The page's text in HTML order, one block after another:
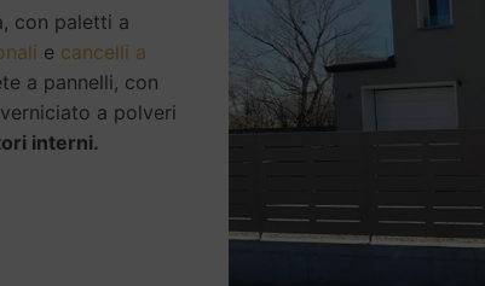
con paletti a
e cancelli a
a pannelli, con
a polveri
interni.